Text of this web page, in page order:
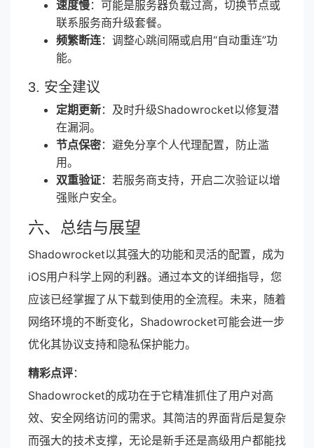
速度慢：可能是服务器负载过高，切换节点或
联系服务商升级套餐。
频繁断连：调整心跳间隔或启用“自动重连”功
能。
3. 安全建议
定期更新：及时升级Shadowrocket以修复潜
在漏洞。
节点保密：避免分享个人代理配置，防止滥
用。
双重验证：若服务商支持，开启二次验证以增
强账户安全。
六、总结与展望
Shadowrocket以其强大的功能和灵活的配置，成为
iOS用户科学上网的利器。通过本文的详细指导，您
应该已经掌握了从下载到使用的全流程。未来，随着
网络环境的不断变化，Shadowrocket可能会进一步
优化其协议支持和隐私保护能力。
精彩点评：
Shadowrocket的成功在于它精准抓住了用户对高
效、安全网络访问的需求。其简洁的界面背后是复杂
而强大的技术支撑，无论是新手还是高级用户都能找